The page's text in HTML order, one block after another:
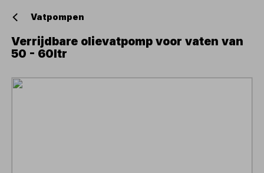
Vatpompen
Verrijdbare olievatpomp voor vaten van
50 - 60ltr